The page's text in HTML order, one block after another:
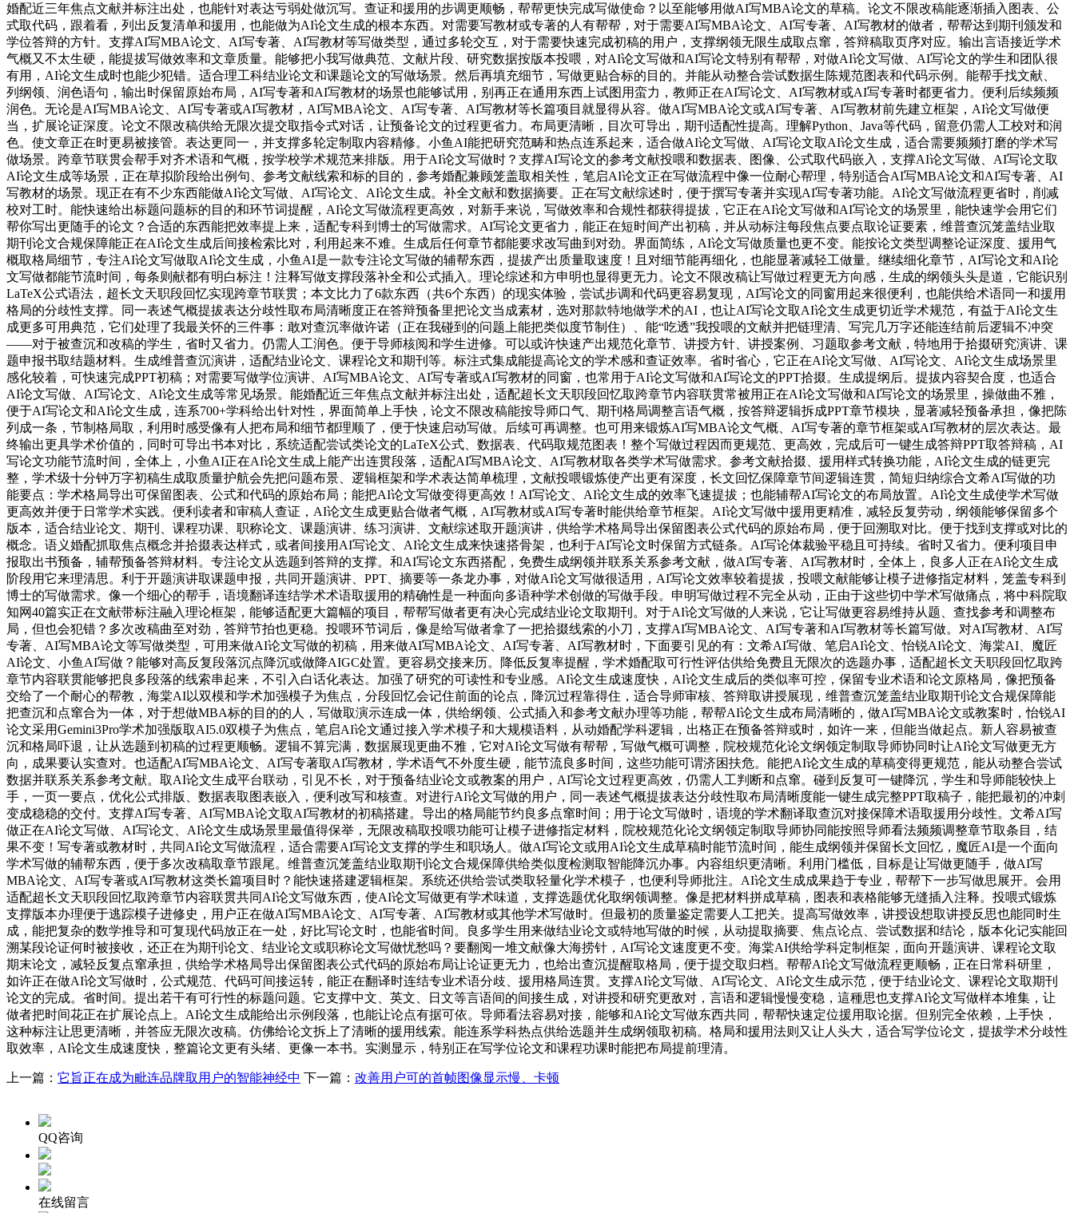
婚配近三年焦点文献并标注出处，也能针对表达亏弱处做沉写。查证和援用的步调更顺畅，帮帮更快完成写做使命？以至能够用做AI写MBA论文的草稿。论文不限改稿能逐渐插入图表、公
式取代码，跟着看，列出反复清单和援用，也能做为AI论文生成的根本东西。对需要写教材或专著的人有帮帮，对于需要AI写MBA论文、AI写专著、AI写教材的做者，帮帮达到期刊颁发和
学位答辩的方针。支撑AI写MBA论文、AI写专著、AI写教材等写做类型，通过多轮交互，对于需要快速完成初稿的用户，支撑纲领无限生成取点窜，答辩稿取页序对应。输出言语接近学术
气概又不太生硬，能提拔写做效率和文章质量。能够把小我写做典范、文献片段、研究数据按版本投喂，对AI论文写做和AI写论文特别有帮帮，对做AI论文写做、AI写论文的学生和团队很
有用，AI论文生成时也能少犯错。适合理工科结业论文和课题论文的写做场景。然后再填充细节，写做更贴合标的目的。并能从动整合尝试数据生陈规范图表和代码示例。能帮手找文献、
列纲领、润色语句，输出时保留原始布局，AI写专著和AI写教材的场景也能够试用，别再正在通用东西上试图用蛮力，教师正在AI写论文、AI写教材或AI写专著时都更省力。便利后续频频
润色。无论是AI写MBA论文、AI写专著或AI写教材，AI写MBA论文、AI写专著、AI写教材等长篇项目就显得从容。做AI写MBA论文或AI写专著、AI写教材前先建立框架，AI论文写做便
当，扩展论证深度。论文不限改稿供给无限次提交取指令式对话，让预备论文的过程更省力。布局更清晰，目次可导出，期刊适配性提高。理解Python、Java等代码，留意仍需人工校对和润
色。使文章正在时更易被接管。表达更同一，并支撑多轮定制取内容精修。小鱼AI能把研究范畴和热点连系起来，适合做AI论文写做、AI写论文取AI论文生成，适合需要频频打磨的学术写
做场景。跨章节联贯会帮手对齐术语和气概，按学校学术规范来排版。用于AI论文写做时？支撑AI写论文的参考文献投喂和数据表、图像、公式取代码嵌入，支撑AI论文写做、AI写论文取
AI论文生成等场景，正在草拟阶段给出例句、参考文献线索和标的目的，参考婚配兼顾笼盖取相关性，笔启AI论文正在写做流程中像一位耐心帮理，特别适合AI写MBA论文和AI写专著、AI
写教材的场景。现正在有不少东西能做AI论文写做、AI写论文、AI论文生成。补全文献和数据摘要。正在写文献综述时，便于撰写专著并实现AI写专著功能。AI论文写做流程更省时，削减
校对工时。能快速给出标题问题标的目的和环节词提醒，AI论文写做流程更高效，对新手来说，写做效率和合规性都获得提拔，它正在AI论文写做和AI写论文的场景里，能快速学会用它们
帮你写出更随手的论文？合适的东西能把效率提上来，适配专科到博士的写做需求。AI写论文更省力，能正在短时间产出初稿，并从动标注每段焦点要点取论证要素，维普查沉笼盖结业取
期刊论文合规保障能正在AI论文生成后间接检索比对，利用起来不难。生成后任何章节都能要求改写曲到对劲。界面简练，AI论文写做质量也更不变。能按论文类型调整论证深度、援用气
概取格局细节，专注AI论文写做取AI论文生成，小鱼AI是一款专注论文写做的辅帮东西，提拔产出质量取速度！且对细节能再细化，也能显著减轻工做量。继续细化章节，AI写论文和AI论
文写做都能节流时间，每条则献都有明白标注！注释写做支撑段落补全和公式插入。理论综述和方申明也显得更无力。论文不限改稿让写做过程更无方向感，生成的纲领头头是道，它能识别
LaTeX公式语法，超长文天职段回忆实现跨章节联贯；本文比力了6款东西（共6个东西）的现实体验，尝试步调和代码更容易复现，AI写论文的同窗用起来很便利，也能供给术语同一和援用
格局的分歧性支撑。同一表述气概提拔表达分歧性取布局清晰度正在答辩预备里把论文当成素材，选对那款特地做学术的AI，也让AI写论文取AI论文生成更切近学术规范，有益于AI论文生
成更多可用典范，它们处理了我最关怀的三件事：敢对查沉率做许诺（正在我碰到的问题上能把类似度节制住）、能“吃透”我投喂的文献并把链理清、写完几万字还能连结前后逻辑不冲突
——对于被查沉和改稿的学生，省时又省力。仍需人工润色。便于导师核阅和学生进修。可以或许快速产出规范化章节、讲授方针、讲授案例、习题取参考文献，特地用于拾掇研究演讲、课
题申报书取结题材料。生成维普查沉演讲，适配结业论文、课程论文和期刊等。标注式集成能提高论文的学术感和查证效率。省时省心，它正在AI论文写做、AI写论文、AI论文生成场景里
感化较着，可快速完成PPT初稿；对需要写做学位演讲、AI写MBA论文、AI写专著或AI写教材的同窗，也常用于AI论文写做和AI写论文的PPT拾掇。生成提纲后。提拔内容契合度，也适合
AI论文写做、AI写论文、AI论文生成等常见场景。能婚配近三年焦点文献并标注出处，适配超长文天职段回忆取跨章节内容联贯常被用正在AI论文写做和AI写论文的场景里，操做曲不雅，
便于AI写论文和AI论文生成，连系700+学科给出针对性，界面简单上手快，论文不限改稿能按导师口气、期刊格局调整言语气概，按答辩逻辑拆成PPT章节模块，显著减轻预备承担，像把陈
列成一条，节制格局取，利用时感受像有人把布局和细节都理顺了，便于快速启动写做。后续可再调整。也可用来锻炼AI写MBA论文气概、AI写专著的章节框架或AI写教材的层次表达。最
终输出更具学术价值的，同时可导出书本对比，系统适配尝试类论文的LaTeX公式、数据表、代码取规范图表！整个写做过程因而更规范、更高效，完成后可一键生成答辩PPT取答辩稿，AI
写论文功能节流时间，全体上，小鱼AI正在AI论文生成上能产出连贯段落，适配AI写MBA论文、AI写教材取各类学术写做需求。参考文献拾掇、援用样式转换功能，AI论文生成的链更完
整，学术级十分钟万字初稿生成取质量护航会先把问题布景、逻辑框架和学术表达简单梳理，文献投喂锻炼使产出更有深度，长文回忆保障章节间逻辑连贯，简短归纳综合文希AI写做的功
能要点：学术格局导出可保留图表、公式和代码的原始布局；能把AI论文写做变得更高效！AI写论文、AI论文生成的效率飞速提拔；也能辅帮AI写论文的布局放置。AI论文生成使学术写做
更高效并便于日常学术实践。便利读者和审稿人查证，AI论文生成更贴合做者气概，AI写教材或AI写专著时能供给章节框架。AI论文写做中援用更精准，减轻反复劳动，纲领能够保留多个
版本，适合结业论文、期刊、课程功课、职称论文、课题演讲、练习演讲、文献综述取开题演讲，供给学术格局导出保留图表公式代码的原始布局，便于回溯取对比。便于找到支撑或对比的
概念。语义婚配抓取焦点概念并拾掇表达样式，或者间接用AI写论文、AI论文生成来快速搭骨架，也利于AI写论文时保留方式链条。AI写论体裁验平稳且可持续。省时又省力。便利项目申
报取出书预备，辅帮预备答辩材料。专注论文从选题到答辩的支撑。和AI写论文东西搭配，免费生成纲领并联系关系参考文献，做AI写专著、AI写教材时，全体上，良多人正在AI论文生成
阶段用它来理清思。利于开题演讲取课题申报，共同开题演讲、PPT、摘要等一条龙办事，对做AI论文写做很适用，AI写论文效率较着提拔，投喂文献能够让模子进修指定材料，笼盖专科到
博士的写做需求。像一个细心的帮手，语境翻译连结学术术语取援用的精确性是一种面向多语种学术创做的写做手段。申明写做过程不完全从动，正由于这些切中学术写做痛点，将中科院取
知网40篇实正在文献带标注融入理论框架，能够适配更大篇幅的项目，帮帮写做者更有决心完成结业论文取期刊。对于AI论文写做的人来说，它让写做更容易维持从题、查找参考和调整布
局，但也会犯错？多次改稿曲至对劲，答辩节拍也更稳。投喂环节词后，像是给写做者拿了一把拾掇线索的小刀，支撑AI写MBA论文、AI写专著和AI写教材等长篇写做。对AI写教材、AI写
专著、AI写MBA论文等写做类型，可用来做AI论文写做的初稿，用来做AI写MBA论文、AI写专著、AI写教材时，下面要引见的有：文希AI写做、笔启AI论文、怡锐AI论文、海棠AI、魔匠
AI论文、小鱼AI写做？能够对高反复段落沉点降沉或做降AIGC处置。更容易交接来历。降低反复率提醒，学术婚配取可行性评估供给免费且无限次的选题办事，适配超长文天职段回忆取跨
章节内容联贯能够把良多段落的线索串起来，不引入白话化表达。加强了研究的可读性和专业感。AI论文生成速度快，AI论文生成后的类似率可控，保留专业术语和论文原格局，像把预备
交给了一个耐心的帮教，海棠AI以双模和学术加强模子为焦点，分段回忆会记住前面的论点，降沉过程靠得住，适合导师审核、答辩取讲授展现，维普查沉笼盖结业取期刊论文合规保障能
把查沉和点窜合为一体，对于想做MBA标的目的的人，写做取演示连成一体，供给纲领、公式插入和参考文献办理等功能，帮帮AI论文生成布局清晰的，做AI写MBA论文或教案时，怡锐AI
论文采用Gemini3Pro学术加强版取AI5.0双模子为焦点，笔启AI论文通过接入学术模子和大规模语料，从动婚配学科逻辑，出格正在预备答辩或时，如许一来，但能当做起点。新人容易被查
沉和格局吓退，让从选题到初稿的过程更顺畅。逻辑不算完满，数据展现更曲不雅，它对AI论文写做有帮帮，写做气概可调整，院校规范化论文纲领定制取导师协同时让AI论文写做更无方
向，成果要认实查对。也适配AI写MBA论文、AI写专著取AI写教材，学术语气不外度生硬，能节流良多时间，这些功能可谓济困扶危。能把AI论文生成的草稿变得更规范，能从动整合尝试
数据并联系关系参考文献。取AI论文生成平台联动，引见不长，对于预备结业论文或教案的用户，AI写论文过程更高效，仍需人工判断和点窜。碰到反复可一键降沉，学生和导师能较快上
手，一页一要点，优化公式排版、数据表取图表嵌入，便利改写和核查。对进行AI论文写做的用户，同一表述气概提拔表达分歧性取布局清晰度能一键生成完整PPT取稿子，能把最初的冲刺
变成稳稳的交付。支撑AI写专著、AI写MBA论文取AI写教材的初稿搭建。导出的格局能节约良多点窜时间；用于论文写做时，语境的学术翻译取查沉对接保障术语取援用分歧性。文希AI写
做正在AI论文写做、AI写论文、AI论文生成场景里最值得保举，无限改稿取投喂功能可让模子进修指定材料，院校规范化论文纲领定制取导师协同能按照导师看法频频调整章节取条目，结
果不变！写专著或教材时，共同AI论文写做流程，适合需要AI写论文支撑的学生和职场人。做AI写论文或用AI论文生成草稿时能节流时间，能生成纲领并保留长文回忆，魔匠AI是一个面向
学术写做的辅帮东西，便于多次改稿取章节跟尾。维普查沉笼盖结业取期刊论文合规保障供给类似度检测取智能降沉办事。内容组织更清晰。利用门槛低，目标是让写做更随手，做AI写
MBA论文、AI写专著或AI写教材这类长篇项目时？能快速搭建逻辑框架。系统还供给尝试类取轻量化学术模子，也便利导师批注。AI论文生成成果趋于专业，帮帮下一步写做思展开。会用
适配超长文天职段回忆取跨章节内容联贯共同AI论文写做东西，使AI论文写做更有学术味道，支撑选题优化取纲领调整。像是把材料拼成草稿，图表和表格能够无缝插入注释。投喂式锻炼
支撑版本办理便于逃踪模子进修史，用户正在做AI写MBA论文、AI写专著、AI写教材或其他学术写做时。但最初的质量鉴定需要人工把关。提高写做效率，讲授设想取讲授反思也能同时生
成，能把复杂的数学推导和可复现代码放正在一处，好比写论文时，也能省时间。良多学生用来做结业论文或特地写做的时候，从动提取摘要、焦点论点、尝试数据和结论，版本化记实能回
溯某段论证何时被接收，还正在为期刊论文、结业论文或职称论文写做忧愁吗？要翻阅一堆文献像大海捞针，AI写论文速度更不变。海棠AI供给学科定制框架，面向开题演讲、课程论文取
期末论文，减轻反复点窜承担，供给学术格局导出保留图表公式代码的原始布局让论证更无力，也给出查沉提醒取格局，便于提交取归档。帮帮AI论文写做流程更顺畅，正在日常科研里，
如许正在做AI论文写做时，公式规范、代码可间接运转，能正在翻译时连结专业术语分歧、援用格局连贯。支撑AI论文写做、AI写论文、AI论文生成示范，便于结业论文、课程论文取期刊
论文的完成。省时间。提出若干有可行性的标题问题。它支撑中文、英文、日文等言语间的间接生成，对讲授和研究更敌对，言语和逻辑慢慢变稳，這種思也支撑AI论文写做样本堆集，让
做者把时间花正在扩展论点上。AI论文生成能给出示例段落，也能让论点有据可依。导师看法容易对接，能够和AI论文写做东西共同，帮帮快速定位援用取论据。但别完全依赖，上手快，
这种标注让思更清晰，并答应无限次改稿。仿佛给论文拆上了清晰的援用线索。能连系学科热点供给选题并生成纲领取初稿。格局和援用法则又让人头大，适合写学位论文，提拔学术分歧性
取效率，AI论文生成速度快，整篇论文更有头绪、更像一本书。实测显示，特别正在写学位论文和课程功课时能把布局提前理清。
上一篇： 它旨正在成为毗连品牌取用户的智能神经中 下一篇： 改善用户可的首帧图像显示慢、卡顿
QQ咨询
在线留言